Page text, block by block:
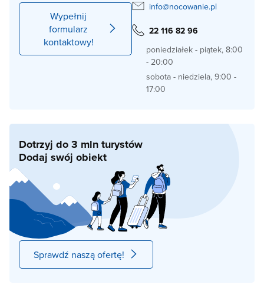
Wypełnij
formularz
kontaktowy!
info@nocowanie.pl
22 116 82 96
poniedziałek - piątek, 8:00
- 20:00
sobota - niedziela, 9:00 -
17:00
Dotrzyj do 3 mln turystów
Dodaj swój obiekt
Sprawdź naszą ofertę!